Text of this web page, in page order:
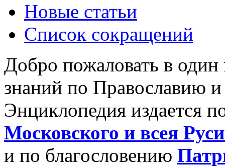
Новые статьи
Список сокращений
Добро пожаловать в
знаний по Православию
Энциклопедия издается
Московского и всея
и по благословению